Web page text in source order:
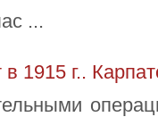
...
1915 г..